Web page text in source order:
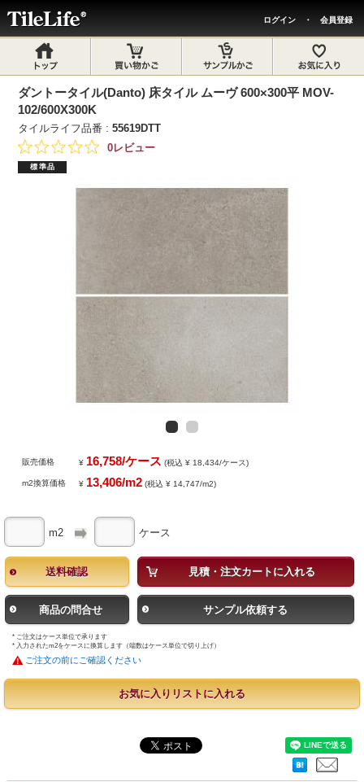
ログイン ・ 会員登録
ダントータイル(Danto) 床タイル ムーヴ 600×300平 MOV-
102/600X300K
タイルライフ品番 :55619DTT
0レビュー
標準品
販売価格 ¥ 16,758/ケース (税込 ¥ 18,434/ケース)
m2換算価格 ¥ 13,406/m2 (税込 ¥ 14,747/m2)
m2 ケース
送料確認 見積・注文カートに入れる
商品の問合せ サンプル依頼する
* ご注文はケース単位で承ります
* 入力されたm2をケースに換算します（端数はケース単位で切り上げ）
ご注文の前にご確認ください
お気に入りリストに入れる